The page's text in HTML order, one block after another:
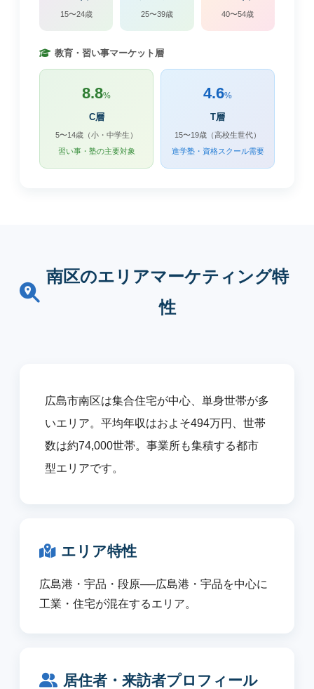
15〜24歳 25〜39歳 40〜54歳
教育・習い事マーケット層
8.8%
C層
5〜14歳（小・中学生）
習い事・塾の主要対象
4.6%
T層
15〜19歳（高校生世代）
進学塾・資格スクール需要
南区のエリアマーケティング特
性
広島市南区は集合住宅が中心、単身世帯が多
いエリア。平均年収はおよそ494万円、世帯
数は約74,000世帯。事業所も集積する都市
型エリアです。
エリア特性
広島港・宇品・段原──広島港・宇品を中心に
工業・住宅が混在するエリア。
居住者・来訪者プロフィール